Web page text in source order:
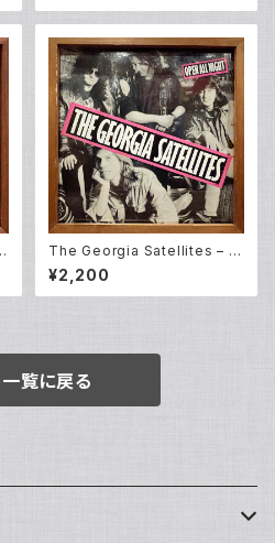
The Georgia Satellites – O
pen All Night (LP)
¥2,200
覧に戻る